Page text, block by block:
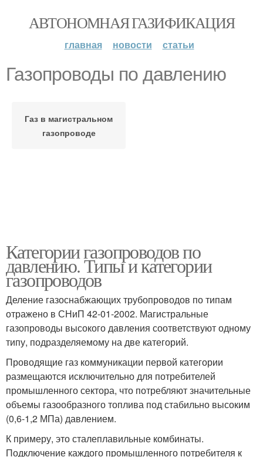
АВТОНОМНАЯ ГАЗИФИКАЦИЯ
главная новости статьи
Газопроводы по давлению
Газ в магистральном
газопроводе
Категории газопроводов по
давлению. Типы и категории
газопроводов
Деление газоснабжающих трубопроводов по типам
отражено в СНиП 42-01-2002. Магистральные
газопроводы высокого давления соответствуют одному
типу, подразделяемому на две категорий.
Проводящие газ коммуникации первой категории
размещаются исключительно для потребителей
промышленного сектора, что потребляют значительные
объемы газообразного топлива под стабильно высоким
(0,6-1,2 МПа) давлением.
К примеру, это сталеплавильные комбинаты.
Подключение каждого промышленного потребителя к